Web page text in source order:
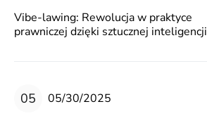
Vibe-lawing: Rewolucja w praktyce
prawniczej dzięki sztucznej inteligencji
05/30/2025